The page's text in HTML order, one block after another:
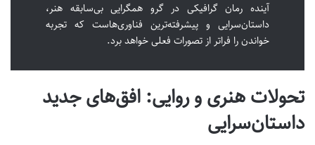
آینده رمان گرافیکی در گرو همگرایی بی‌سابقه هنر،
داستان‌سرایی و پیشرفته‌ترین فناوری‌هاست که تجربه
خواندن را فراتر از تصورات فعلی خواهد برد.
تحولات هنری و روایی: افق‌های جدید
داستان‌سرایی